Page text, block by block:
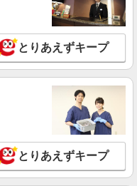
とりあえずキープ
とりあえずキープ